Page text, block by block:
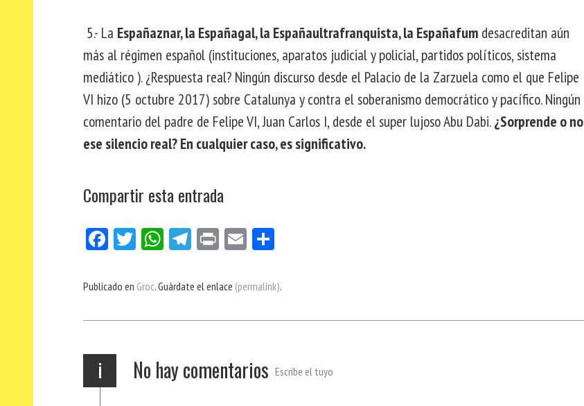
5.- La Españaznar, la Españagal, la Españaultrafranquista, la Españafum desacreditan aún
más al régimen español (instituciones, aparatos judicial y policial, partidos políticos, sistema
mediático ). ¿Respuesta real? Ningún discurso desde el Palacio de la Zarzuela como el que Felipe
VI hizo (5 octubre 2017) sobre Catalunya y contra el soberanismo democrático y pacífico. Ningún
comentario del padre de Felipe VI, Juan Carlos I, desde el super lujoso Abu Dabi.¿Sorprende o no
ese silencio real? En cualquier caso, es significativo.
Compartir esta entrada
Fa
bo
Tw
er
W
ts
p
Te
gr
m
Pri E
ail pa
r
Publicado en Groc. Guárdate el enlace (permalink).
i No hay comentarios Escribe el tuyo